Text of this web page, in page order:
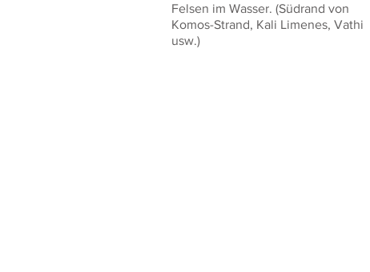
Felsen im Wasser. (Südrand von
Komos-Strand, Kali Limenes, Vathi
usw.)